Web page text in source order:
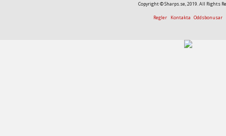
Copyright © Sharps.se, 2019. All Rights
Regler Kontakta Oddsbonusar